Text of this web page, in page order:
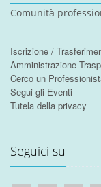
Comunità
Iscrizione /
Amministrazione
Cerco un
Segui gli Eventi
Tutela della privacy
Seguici su